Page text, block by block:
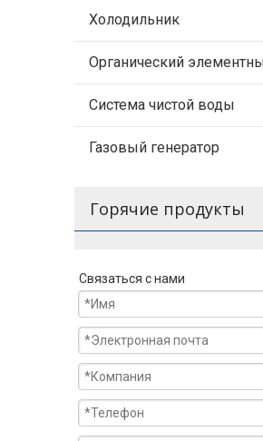
Холодильник
Система чистой воды
Газовый генератор
Горячие продукты
Связаться с нами